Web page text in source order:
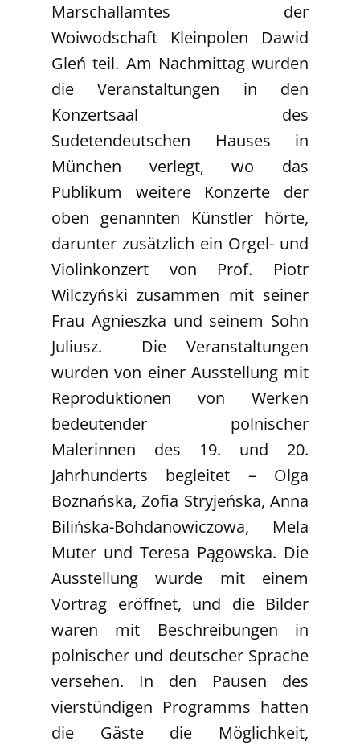
Marschallamtes der
Woiwodschaft Kleinpolen Dawid
Gleń teil. Am Nachmittag wurden
die Veranstaltungen in den
Konzertsaal des
Sudetendeutschen Hauses in
München verlegt, wo das
Publikum weitere Konzerte der
oben genannten Künstler hörte,
darunter zusätzlich ein Orgel- und
Violinkonzert von Prof. Piotr
Wilczyński zusammen mit seiner
Frau Agnieszka und seinem Sohn
Juliusz. Die Veranstaltungen
wurden von einer Ausstellung mit
Reproduktionen von Werken
bedeutender polnischer
Malerinnen des 19. und 20.
Jahrhunderts begleitet – Olga
Boznańska, Zofia Stryjeńska, Anna
Bilińska-Bohdanowiczowa, Mela
Muter und Teresa Pągowska. Die
Ausstellung wurde mit einem
Vortrag eröffnet, und die Bilder
waren mit Beschreibungen in
polnischer und deutscher Sprache
versehen. In den Pausen des
vierstündigen Programms hatten
die Gäste die Möglichkeit,